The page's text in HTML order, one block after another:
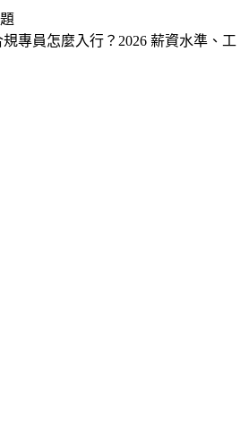
規專員怎麼入行？2026 薪資水準、工